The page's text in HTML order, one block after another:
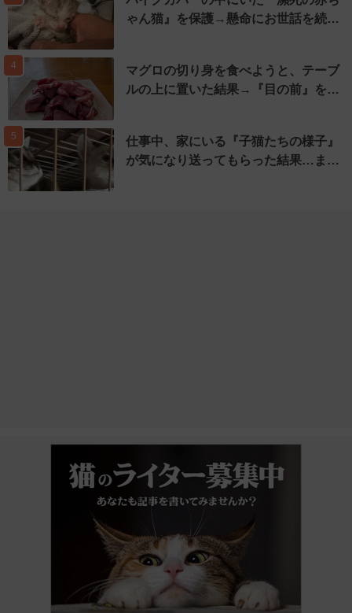
ゃん猫』を保護→懸命にお世話を続…
4
マグロの切り身を食べようと、テーブ
ルの上に置いた結果→『目の前』を…
5
仕事中、家にいる『子猫たちの様子』
が気になり送ってもらった結果…ま…